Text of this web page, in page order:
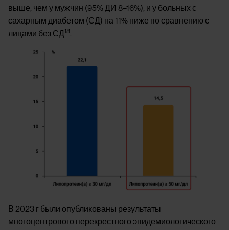
выше, чем у мужчин (95% ДИ 8–16%), и у больных с
сахарным диабетом (СД) на 11% ниже по сравнению с
лицами без СД 18.
В 2023 г были опубликованы результаты
многоцентрового перекрестного эпидемиологического